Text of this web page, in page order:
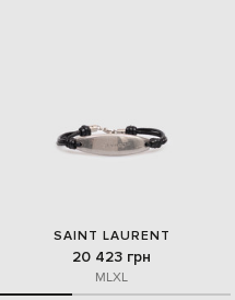
SAINT LAURENT
20 423 грн
MLXL